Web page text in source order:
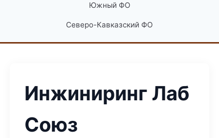
Южный ФО
Северо-Кавказский ФО
Инжиниринг Лаб
Союз